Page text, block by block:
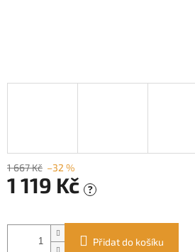
1 667 Kč –32 %
1 119 Kč ?
cena:
Přidat do košíku